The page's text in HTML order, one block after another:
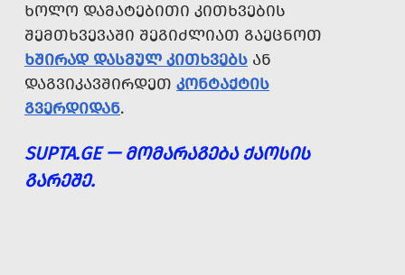
ᲮᲝᲚᲝ ᲓᲐᲛᲐᲢᲔᲑᲘᲗᲘ ᲙᲘᲗᲮᲕᲔᲑᲘᲡ
ᲨᲔᲛᲗᲮᲕᲔᲕᲐᲨᲘ ᲨᲔᲒᲘᲫᲚᲘᲐᲗ ᲒᲐᲔᲪᲜᲝᲗ
ᲮᲨᲘᲠᲐᲓ ᲓᲐᲡᲛᲣᲚ ᲙᲘᲗᲮᲕᲔᲑᲡ ᲐᲜ
ᲓᲐᲒᲕᲘᲙᲐᲕᲨᲘᲠᲓᲔᲗ ᲙᲝᲜᲢᲐᲥᲢᲘᲡ
ᲒᲕᲔᲠᲓᲘᲓᲐᲜ.
SUPTA.GE — ᲛᲝᲛᲐᲠᲐᲒᲔᲑᲐ ᲥᲐᲝᲡᲘᲡ
ᲒᲐᲠᲔᲨᲔ.